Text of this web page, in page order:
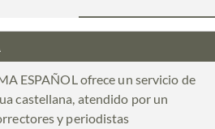
ESPAÑOL ofrece un servicio de
castellana, atendido por un
y periodistas